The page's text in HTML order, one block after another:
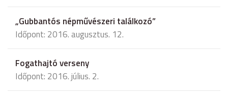
„Gubbantós népművészeri találkozó”
Időpont: 2016. augusztus. 12.
Fogathajtó verseny
Időpont: 2016. július. 2.